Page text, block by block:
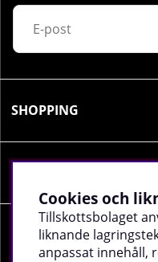
SHOPPING
SOCIALA MEDIER
Cookies och
Tillskottsbolaget
liknande
anpassat innehåll,